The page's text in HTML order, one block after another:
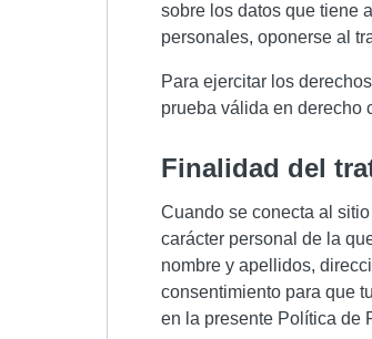
sobre los datos que tiene
personales, oponerse al
Para ejercitar los
prueba válida en derecho
finalidad del
Cuando se conecta al
carácter personal de la
nombre y apellidos,
consentimiento para que
en la presente Política de